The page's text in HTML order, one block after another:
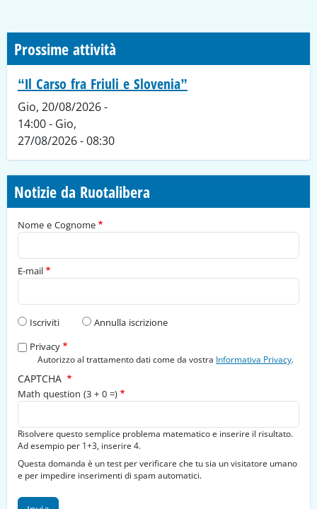
Prossime attività
“Il Carso fra Friuli e Slovenia”
Gio, 20/08/2026 -
14:00- Gio,
27/08/2026 - 08:30
Notizie da Ruotalibera
Nome e Cognome
E-mail
Tipo di richiesta
Iscriviti
Annulla iscrizione
Privacy
Autorizzo al trattamento dati come da vostra Informativa Privacy.
CAPTCHA
Math question (3 + 0 =)
Risolvere questo semplice problema matematico e inserire il risultato.
Ad esempio per 1+3, inserire 4.
Questa domanda è un test per verificare che tu sia un visitatore umano
e per impedire inserimenti di spam automatici.